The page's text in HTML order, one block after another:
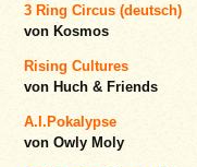
3 Ring Circus (deutsch)
von Kosmos
Rising Cultures
von Huch & Friends
A.I.Pokalypse
von Owly Moly